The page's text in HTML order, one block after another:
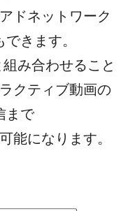
ドネットワーク
きます。
み合わせること
クティブ動画の
まで
能になります。